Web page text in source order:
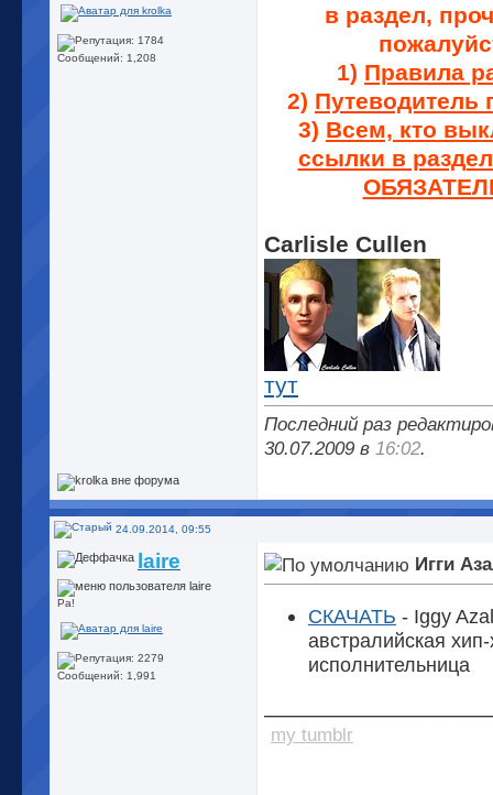
Сообщений: 1,208
в раздел,
1) Правила
2) Путеводитель
3) Всем, кто
ссылки в
Carlisle Cullen
тут
Последний раз
30.07.2009 в 16:02.
24.09.2014, 09:55
laire
Ра!
Сообщений: 1,991
Игги
СКАЧАТЬ - Iggy
австралийская
исполнительница
my tumblr